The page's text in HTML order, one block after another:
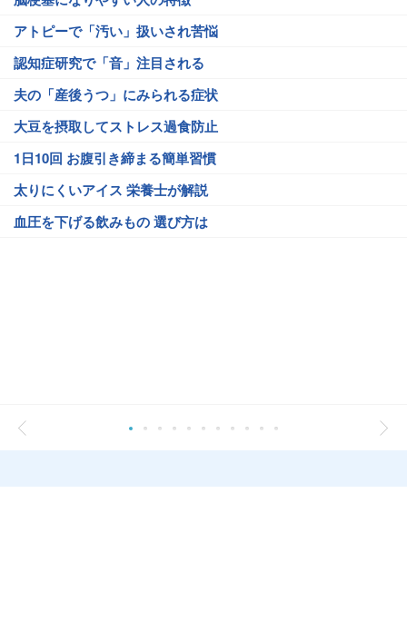
アトピーで「汚い」扱いされ苦悩
認知症研究で「音」注目される
夫の「産後うつ」にみられる症状
大豆を摂取してストレス過食防止
1日10回 お腹引き締まる簡単習慣
太りにくいアイス 栄養士が解説
血圧を下げる飲みもの 選び方は